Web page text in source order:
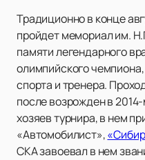
Традиционно в конце
пройдет мемориал им.
памяти легендарного
олимпийского
спорта и тренера.
после возрожден в
хозяев турнира, в нем
«Автомобилист»,
СКА завоевал в нем